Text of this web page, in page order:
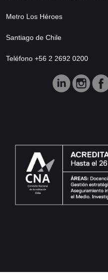
Metro Los Héroes
Santiago de Chile
Teléfono +56 2 2692 0200